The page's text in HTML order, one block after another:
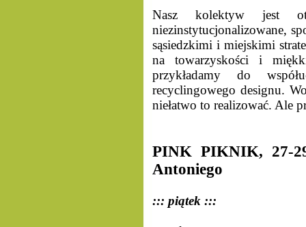
Nasz kolektyw jest
niezinstytucjonalizowane,
sąsiedzkimi i miejskimi
na towarzyskości i
przykładamy do
recyclingowego designu.
niełatwo to realizować. Ale
PINK PIKNIK, 27-
Antoniego
::: piątek :::